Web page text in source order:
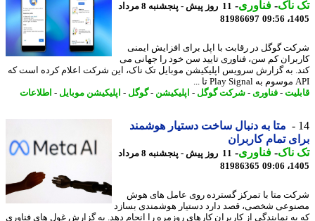
-فناوری-
11 روز پیش - پنجشنبه 8 مرداد
81986697
گوگل در رقابت با اپل برای افزایش ایمنی
کم سن، فناوری تایید سن خود را جهانی می
به گزارش سرویس اپلیکیشن موبایل تک ناک، این شرکت اعلام کرده است که
-فناوری- شرکت گوگل-اپلیکیشن-گوگل-اپلیکیشن موبایل-اطلاعات
متا به دنبال ساخت دستیار هوشمند
تمام کاربران
-فناوری-
11 روز پیش - پنجشنبه 8 مرداد
81986365
متا با تمرکز گسترده روی عامل های هوش
شخصی، قصد دارد دستیار هوشمندی بسازد
نمایندگی از کاربران کارهای روزمره را انجام دهد. به گزارش غول های فناوری